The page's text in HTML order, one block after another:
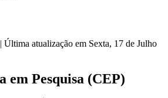
| Última atualização em Sexta, 17 de Julho
em Pesquisa (CEP)